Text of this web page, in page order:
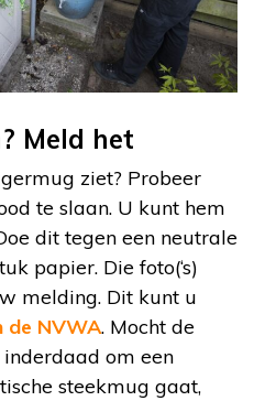
Meld het
ziet? Probeer
te slaan. U kunt hem
dit tegen een neutrale
papier. Die foto(‘s)
melding. Dit kunt u
de NVWA. Mocht de
om een
steekmug gaat,